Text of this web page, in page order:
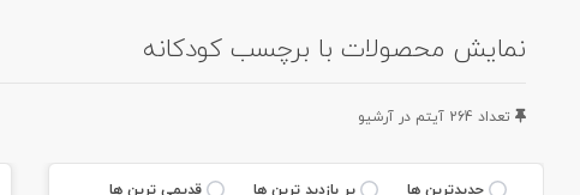
نمایش محصولات با برچسب کودکانه
تعداد 264 آيتم در آرشيو
جديدترين ها پر بازديد ترين ها قديمی ترين ها